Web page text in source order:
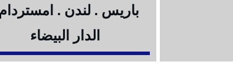
باريس . لندن .
الدار البيضاء